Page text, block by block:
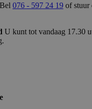
Bel 076 - 597 24 19 of stuur
U kunt tot vandaag 17.30